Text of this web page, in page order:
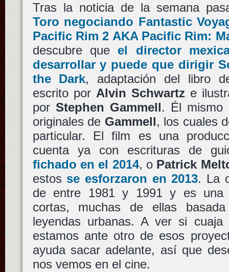
Tras la noticia de la semana
Toro negociando Fantastic
Pacific Rim 2 AKA Pacific Rim:
descubre que el director
desarrollar y puede que dirigir
the Dark, adaptación del libro
escrito por Alvin Schwartze
por Stephen Gammell. Él mismo
originales de Gammell, los cuales
particular. El film es una
cuenta ya con escrituras de
fichado en el 2014, o Patrick
estos se esforzaron en 2013. La
de entre 1981 y 1991 y es una
cortas, muchas de ellas
leyendas urbanas. A ver si
estamos ante otro de esos
ayuda sacar adelante, así que
nos vemos en el cine.